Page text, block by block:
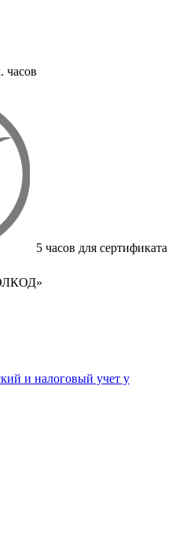
часов
5 часов для сертификата
и налоговый учет у